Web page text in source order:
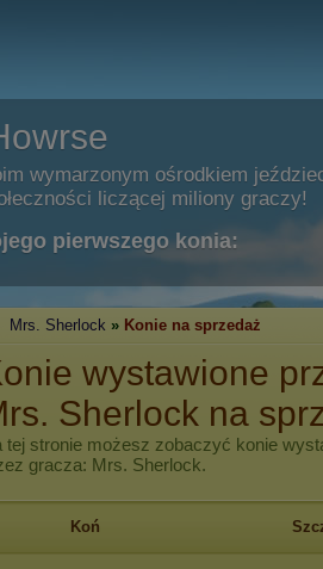
wymarzonym ośrodkiem
liczącej miliony graczy!
pierwszego konia:
Mrs. Sherlock » Konie na sprzedaż
wystawione
Sherlock na
tej stronie możesz zobaczyć konie
gracza: Mrs. Sherlock.
Koń